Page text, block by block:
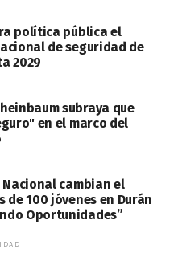
política pública el
de seguridad de
2029
subraya que
en el marco del
Nacional cambian el
de 100 jóvenes en Durán
Oportunidades”